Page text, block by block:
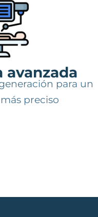
avanzada
para un
preciso